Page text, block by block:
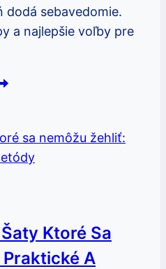
dodá sebavedomie.
a najlepšie voľby pre
Ktoré Sa
A